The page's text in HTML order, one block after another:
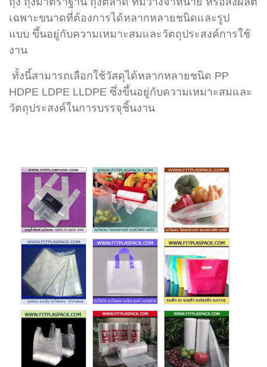
เฉพาะขนาดที่ต้องการได้หลากหลายชนิดและรูป
แบบ ขึ้นอยู่กับความเหมาะสมและวัตถุประสงค์การใช้
งาน
ทั้งนี้สามารถเลือกใช้วัสดุได้หลากหลายชนิด PP
HDPE LDPE LLDPE ซึ่งขึ้นอยู่กับความเหมาะสมและ
วัตถุประสงค์ในการบรรจุชิ้นงาน